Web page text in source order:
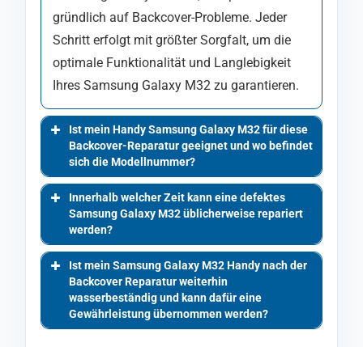
gründlich auf Backcover-Probleme. Jeder
Schritt erfolgt mit größter Sorgfalt, um die
optimale Funktionalität und Langlebigkeit
Ihres Samsung Galaxy M32 zu garantieren.
Ist mein Handy Samsung Galaxy M32 für diese
Backcover-Reparatur geeignet und wo befindet
sich die Modellnummer?
Innerhalb welcher Zeit kann eine defektes
Samsung Galaxy M32 üblicherweise repariert
werden?
Ist mein Samsung Galaxy M32 Handy nach der
Backcover Reparatur weiterhin
wasserbeständig und kann dafür eine
Gewährleistung übernommen werden?